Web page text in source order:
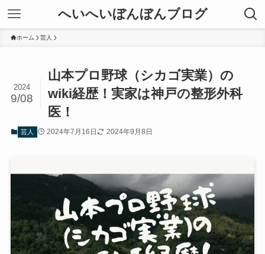
へいへいぼんぼんブログ
ホーム 芸人
山本プロ野球（シカゴ実業）の
wiki経歴！実家は神戸の整形外科
医！
2024
9/08
芸人 2024年7月16日 2024年9月8日